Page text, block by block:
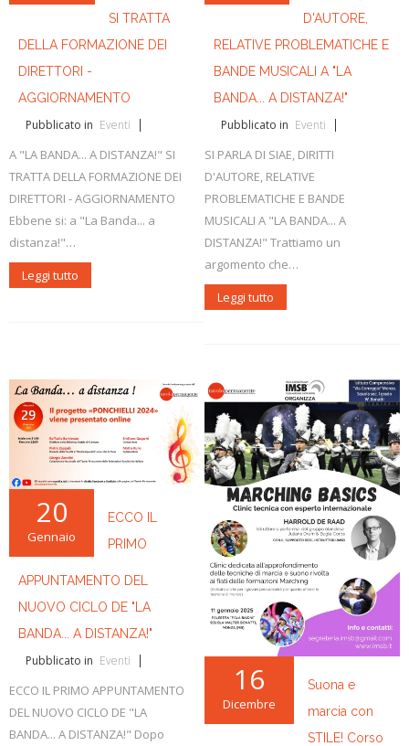
SI TRATTA
DELLA FORMAZIONE DEI
DIRETTORI -
AGGIORNAMENTO
Pubblicato in Eventi
A "LA BANDA... A DISTANZA!" SI
TRATTA DELLA FORMAZIONE DEI
DIRETTORI - AGGIORNAMENTO
Ebbene si: a "La Banda... a
distanza!"…
Leggi tutto
D'AUTORE,
RELATIVE PROBLEMATICHE E
BANDE MUSICALI A "LA
BANDA... A DISTANZA!"
Pubblicato in Eventi
SI PARLA DI SIAE, DIRITTI
D'AUTORE, RELATIVE
PROBLEMATICHE E BANDE
MUSICALI A "LA BANDA... A
DISTANZA!" Trattiamo un
argomento che…
Leggi tutto
20
Gennaio
ECCO IL
PRIMO
APPUNTAMENTO DEL
NUOVO CICLO DE "LA
BANDA... A DISTANZA!"
Pubblicato in Eventi
ECCO IL PRIMO APPUNTAMENTO
DEL NUOVO CICLO DE "LA
BANDA... A DISTANZA!" Dopo
16
Dicembre
Suona e
marcia con
STILE! Corso